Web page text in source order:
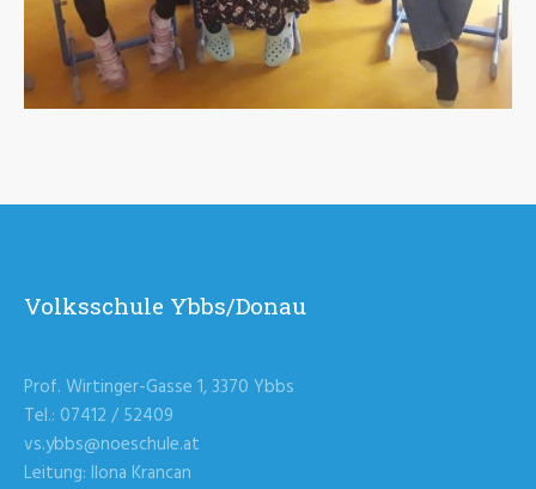
Volksschule Ybbs/Donau
Prof. Wirtinger-Gasse 1, 3370 Ybbs
Tel.: 07412 / 52409
vs.ybbs@noeschule.at
Leitung: Ilona Krancan